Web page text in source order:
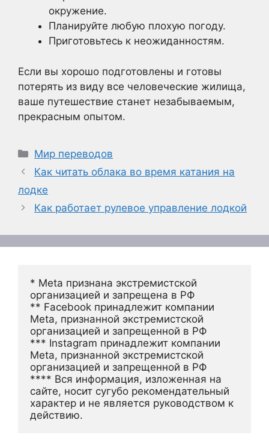
окружение.
Планируйте любую плохую погоду.
Приготовьтесь к неожиданностям.
Если вы хорошо подготовлены и готовы
потерять из виду все человеческие жилища,
ваше путешествие станет незабываемым,
прекрасным опытом.
Рубрики
Мир переводов
Как читать облака во время катания на
лодке
Как работает рулевое управление лодкой
* Meta признана экстремистской
организацией и запрещена в РФ
** Facebook принадлежит компании
Meta, признанной экстремистской
организацией и запрещенной в РФ
*** Instagram принадлежит компании
Meta, признанной экстремистской
организацией и запрещенной в РФ
**** Вся информация, изложенная на
сайте, носит сугубо рекомендательный
характер и не является руководством к
действию.